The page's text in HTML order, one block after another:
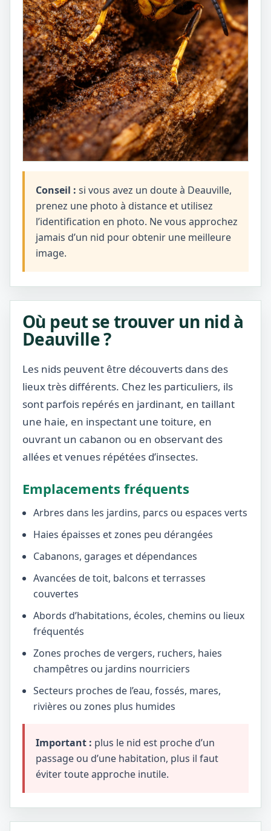
Conseil : si vous avez un doute à Deauville,
prenez une photo à distance et utilisez
l’identification en photo. Ne vous approchez
jamais d’un nid pour obtenir une meilleure
image.
Où peut se trouver un nid à
Deauville ?
Les nids peuvent être découverts dans des
lieux très différents. Chez les particuliers, ils
sont parfois repérés en jardinant, en taillant
une haie, en inspectant une toiture, en
ouvrant un cabanon ou en observant des
allées et venues répétées d’insectes.
Emplacements fréquents
Arbres dans les jardins, parcs ou espaces verts
Haies épaisses et zones peu dérangées
Cabanons, garages et dépendances
Avancées de toit, balcons et terrasses
couvertes
Abords d’habitations, écoles, chemins ou lieux
fréquentés
Zones proches de vergers, ruchers, haies
champêtres ou jardins nourriciers
Secteurs proches de l’eau, fossés, mares,
rivières ou zones plus humides
Important : plus le nid est proche d’un
passage ou d’une habitation, plus il faut
éviter toute approche inutile.